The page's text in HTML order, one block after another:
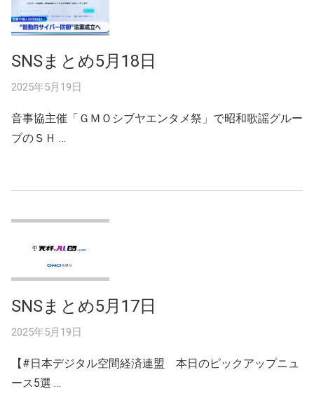
SNSまとめ5月18日
2025年5月19日
音事協主催「ＧＭＯシブヤエンタメ祭」で昭和歌謡グルー
プのＳＨ …
SNSまとめ5月17日
2025年5月19日
【#日本デジタル空間経済連盟 本日のピックアップニュ
ース5選 …